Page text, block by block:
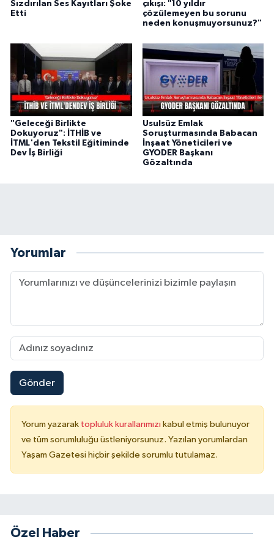
Sızdırılan Ses Kayıtları Şoke
Etti
çıkışı: "10 yıldır
çözülemeyen bu sorunu
neden konuşmuyorsunuz?"
"Geleceği Birlikte
Dokuyoruz": İTHİB ve
İTML'den Tekstil Eğitiminde
Dev İş Birliği
Usulsüz Emlak
Soruşturmasında Babacan
İnşaat Yöneticileri ve
GYODER Başkanı
Gözaltında
Yorumlar
Gönder
Yorum yazarak topluluk kurallarımızı kabul etmiş bulunuyor
ve tüm sorumluluğu üstleniyorsunuz. Yazılan yorumlardan
Yaşam Gazetesi hiçbir şekilde sorumlu tutulamaz.
Özel Haber